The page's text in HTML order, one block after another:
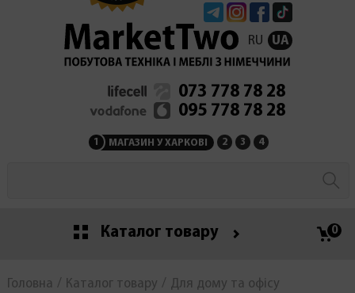
TelegramInstagramFacebook
RU UA
073 778 78 28
095 778 78 28
1 МАГАЗИН У ХАРКОВІ 2 МАГАЗИН НА
3 СЕРВІСНИЙ ЦЕНТР
4
Каталог товару 0
Головна Каталог товару
Для дому та офісу